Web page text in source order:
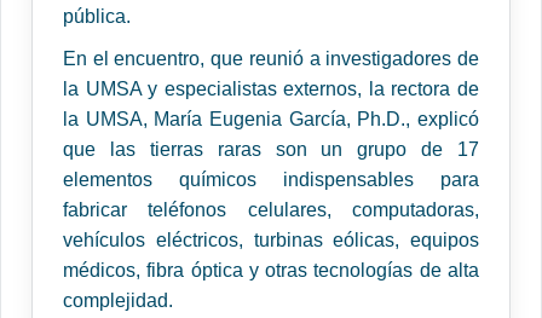
pública.
En el encuentro, que reunió a investigadores de
la UMSA y especialistas externos, la rectora de
la UMSA, María Eugenia García, Ph.D., explicó
que las tierras raras son un grupo de 17
elementos químicos indispensables para
fabricar teléfonos celulares, computadoras,
vehículos eléctricos, turbinas eólicas, equipos
médicos, fibra óptica y otras tecnologías de alta
complejidad.